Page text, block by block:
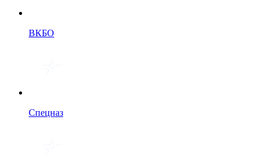
ВКБО
Спецназ